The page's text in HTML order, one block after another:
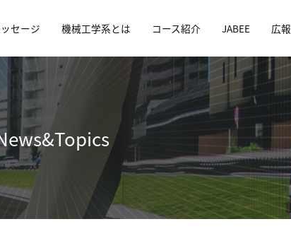
セージ 機械工学系とは コース紹介 JABEE 広報